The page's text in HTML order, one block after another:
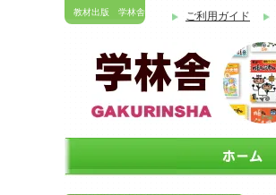
教材出版 学林舎 ご利用ガイド